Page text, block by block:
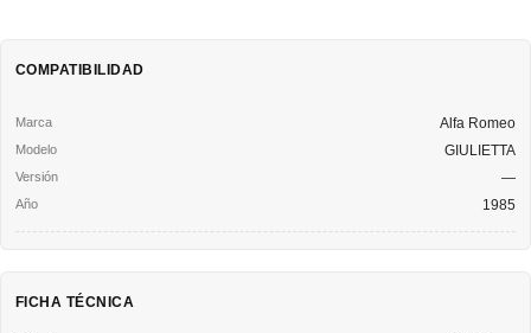
COMPATIBILIDAD
Alfa Romeo
GIULIETTA
—
1985
FICHA TÉCNICA